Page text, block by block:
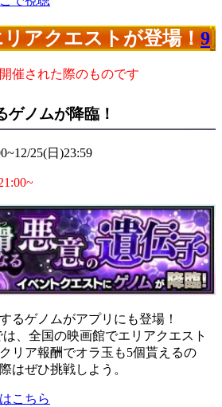
アクエストが登場！9
催された際のものです
ゲノムが降臨！
25(日)23:59
るゲノムがアプリにも登場！
は、全国の映画館でエリアクエスト
リア報酬でオラ玉も5個貰えるの
はぜひ挑戦しよう。
こちら